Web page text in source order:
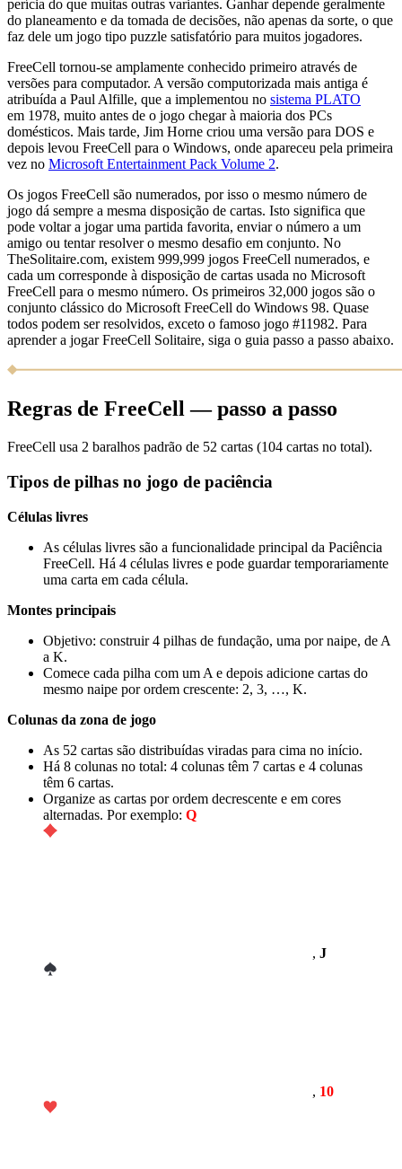
perícia do que muitas outras variantes. Ganhar depende geralmente
do planeamento e da tomada de decisões, não apenas da sorte, o que
faz dele um jogo tipo puzzle satisfatório para muitos jogadores.
FreeCell tornou-se amplamente conhecido primeiro através de
versões para computador. A versão computorizada mais antiga é
atribuída a Paul Alfille, que a implementou no sistema PLATO
em 1978, muito antes de o jogo chegar à maioria dos PCs
domésticos. Mais tarde, Jim Horne criou uma versão para DOS e
depois levou FreeCell para o Windows, onde apareceu pela primeira
vez no Microsoft Entertainment Pack Volume 2.
Os jogos FreeCell são numerados, por isso o mesmo número de
jogo dá sempre a mesma disposição de cartas. Isto significa que
pode voltar a jogar uma partida favorita, enviar o número a um
amigo ou tentar resolver o mesmo desafio em conjunto. No
TheSolitaire.com, existem 999,999 jogos FreeCell numerados, e
cada um corresponde à disposição de cartas usada no Microsoft
FreeCell para o mesmo número. Os primeiros 32,000 jogos são o
conjunto clássico do Microsoft FreeCell do Windows 98. Quase
todos podem ser resolvidos, exceto o famoso jogo #11982. Para
aprender a jogar FreeCell Solitaire, siga o guia passo a passo abaixo.
Regras de FreeCell — passo a passo
FreeCell usa 2 baralhos padrão de 52 cartas (104 cartas no total).
Tipos de pilhas no jogo de paciência
Células livres
As células livres são a funcionalidade principal da Paciência
FreeCell. Há 4 células livres e pode guardar temporariamente
uma carta em cada célula.
Montes principais
Objetivo: construir 4 pilhas de fundação, uma por naipe, de A
a K.
Comece cada pilha com um A e depois adicione cartas do
mesmo naipe por ordem crescente: 2, 3, …, K.
Colunas da zona de jogo
As 52 cartas são distribuídas viradas para cima no início.
Há 8 colunas no total: 4 colunas têm 7 cartas e 4 colunas
têm 6 cartas.
Organize as cartas por ordem decrescente e em cores
alternadas. Por exemplo: Q
, J
, 10